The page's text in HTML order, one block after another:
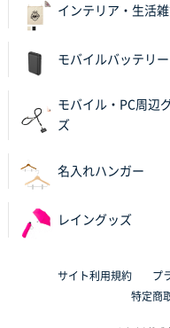
ワンポイントポリ
サイトが見やすい
ワンポイントポリ
サイト構成が解り
ブックメモ付箋
2025年10月16日 10:30
インテリア・生活
モバイルバッテリー
モバイル・PC周辺
ズ
名入れハンガー
レイングッズ
サイト利用規約 プ
特定商